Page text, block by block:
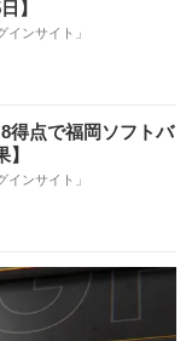
】
ンサイト」
点で福岡ソフトバ
ンサイト」